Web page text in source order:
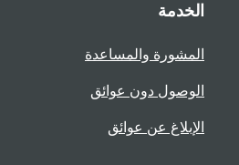
الخدمة
المشورة والمساعدة
الوصول دون عوائق
الإبلاغ عن عوائق